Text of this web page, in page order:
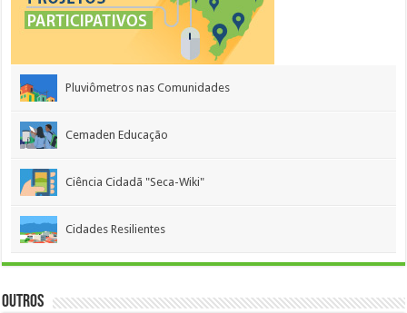
Pluviômetros nas Comunidades
Cemaden Educação
Ciência Cidadã "Seca-Wiki"
Cidades Resilientes
Outros